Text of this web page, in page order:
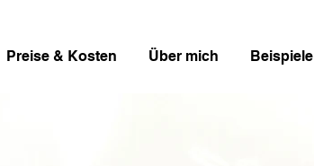
Preise & Kosten Über mich Beispiele